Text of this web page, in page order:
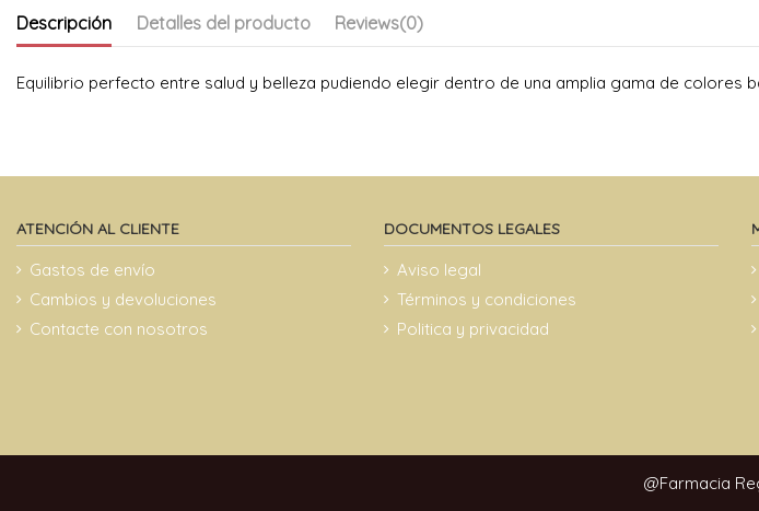
Descripción Detalles del producto Reviews(0)
Equilibrio perfecto entre salud y belleza pudiendo elegir dentro de una amplia gama de colores
ATENCIÓN AL CLIENTE
Gastos de envío
Cambios y devoluciones
Contacte con nosotros
DOCUMENTOS LEGALES
Aviso legal
Términos y condiciones
Politica y privacidad
@Farmacia